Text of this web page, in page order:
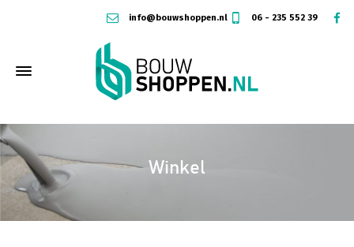
info@bouwshoppen.nl 06 - 235 552 39
Winkel